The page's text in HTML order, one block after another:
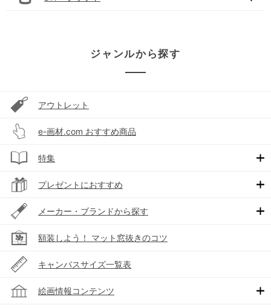
ジャンルから探す
アウトレット
e-画材.com おすすめ商品
特集
プレゼントにおすすめ
メーカー・ブランドから探す
額装しよう！ マット窓抜きのコツ
キャンバスサイズ一覧表
絵画情報コンテンツ